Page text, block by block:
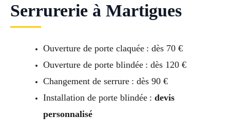
Serrurerie à Martigues
Ouverture de porte claquée : dès 70 €
Ouverture de porte blindée : dès 120 €
Changement de serrure : dès 90 €
Installation de porte blindée : devis
personnalisé